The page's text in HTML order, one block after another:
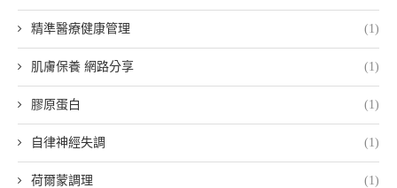
精準醫療健康管理 (1)
肌膚保養 網路分享 (1)
膠原蛋白 (1)
自律神經失調 (1)
荷爾蒙調理 (1)